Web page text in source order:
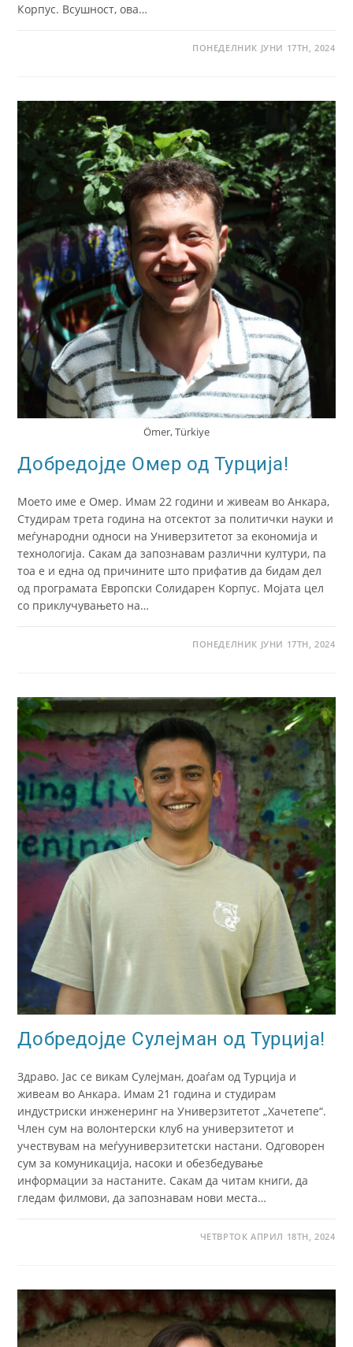
Корпус. Всушност, ова…
ПОНЕДЕЛНИК ЈУНИ 17TH, 2024
Ömer, Türkiye
Добредојде Омер од Турција!
Моето име е Омер. Имам 22 години и живеам во Анкара,
Студирам трета година на отсектот за политички науки и
меѓународни односи на Универзитетот за економија и
технологија. Сакам да запознавам различни култури, па
тоа е и една од причините што прифатив да бидам дел
од програмата Европски Солидарен Корпус. Мојата цел
со приклучувањето на…
ПОНЕДЕЛНИК ЈУНИ 17TH, 2024
Добредојде Сулејман од Турција!
Здраво. Јас се викам Сулејман, доаѓам од Турција и
живеам во Анкара. Имам 21 година и студирам
индустриски инженеринг на Универзитетот „Хачетепе“.
Член сум на волонтерски клуб на универзитетот и
учествувам на меѓууниверзитетски настани. Одговорен
сум за комуникација, насоки и обезбедување
информации за настаните. Сакам да читам книги, да
гледам филмови, да запознавам нови места…
ЧЕТВРТОК АПРИЛ 18TH, 2024